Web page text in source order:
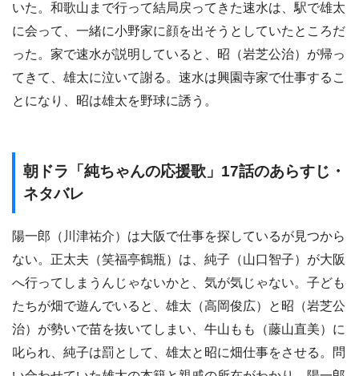
いた。和歌山まで行って結局戻ってきた速水は、駅で雄太
に会って、一緒に小野家に顔を出そうとしていたところだ
った。家で速水が説明していると、昭（岩芝公治）が帰っ
てきて、雄太に泣いて謝る。速水は興園寺家で仕事するこ
とになり、昭は雄太を野球に誘う。
朝ドラ「純ちゃんの応援歌」17話のあらすじ・
ネタバレ
陽一郎（川津祐介）は大阪で仕事を探しているが見つから
ない。正太夫（笑福亭鶴瓶）は、純子（山口智子）が大阪
へ行ってしまうんじゃないかと、気が気じゃない。子ども
たちが畑で遊んでいると、雄太（高岡俊広）と昭（岩芝公
治）が勢いで苗を抜いてしまい、牛山もも（藤山直美）に
叱られ、純子は罰として、雄太と昭に畑仕事をさせる。問